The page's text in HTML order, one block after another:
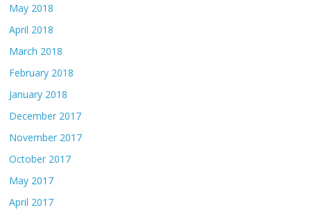
May 2018
April 2018
March 2018
February 2018
January 2018
December 2017
November 2017
October 2017
May 2017
April 2017